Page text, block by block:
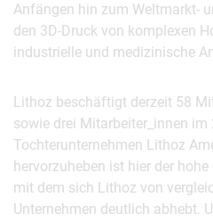
Anfängen hin zum Weltmarkt-
den 3D-Druck von komplexen
industrielle und medizinische
Lithoz beschäftigt derzeit 58
sowie drei Mitarbeiter_innen im
Tochterunternehmen Lithoz
hervorzuheben ist hier der
mit dem sich Lithoz von
Unternehmen deutlich abhebt.